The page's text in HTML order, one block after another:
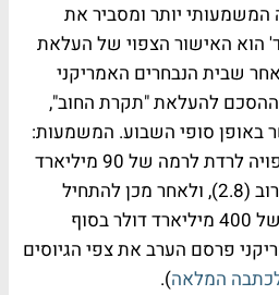
המשמעותי יותר ומסביר את
הוא האישור הצפוי של העלאת
שבית הנבחרים האמריקני
להעלאת "תקרת החוב",
באופן סופי השבוע. המשמעות:
קופת האוצר האמריקני צפויה לרדת לרמה של 90 מיליארד
דולר בלבד ביום שישי הקרוב (2.8), ולאחר מכן להתחיל
לעלות בהדרגה עד לרמה של 400 מיליארד דולר בסוף
פרסם הערב את צפי הגיוסים
המלאה).